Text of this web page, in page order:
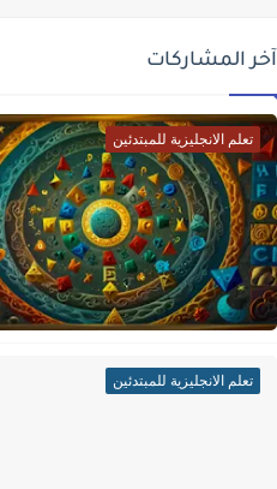
آخر المشاركات
تعلم الانجليزية للمبتدئين
تعلم الانجليزية للمبتدئين